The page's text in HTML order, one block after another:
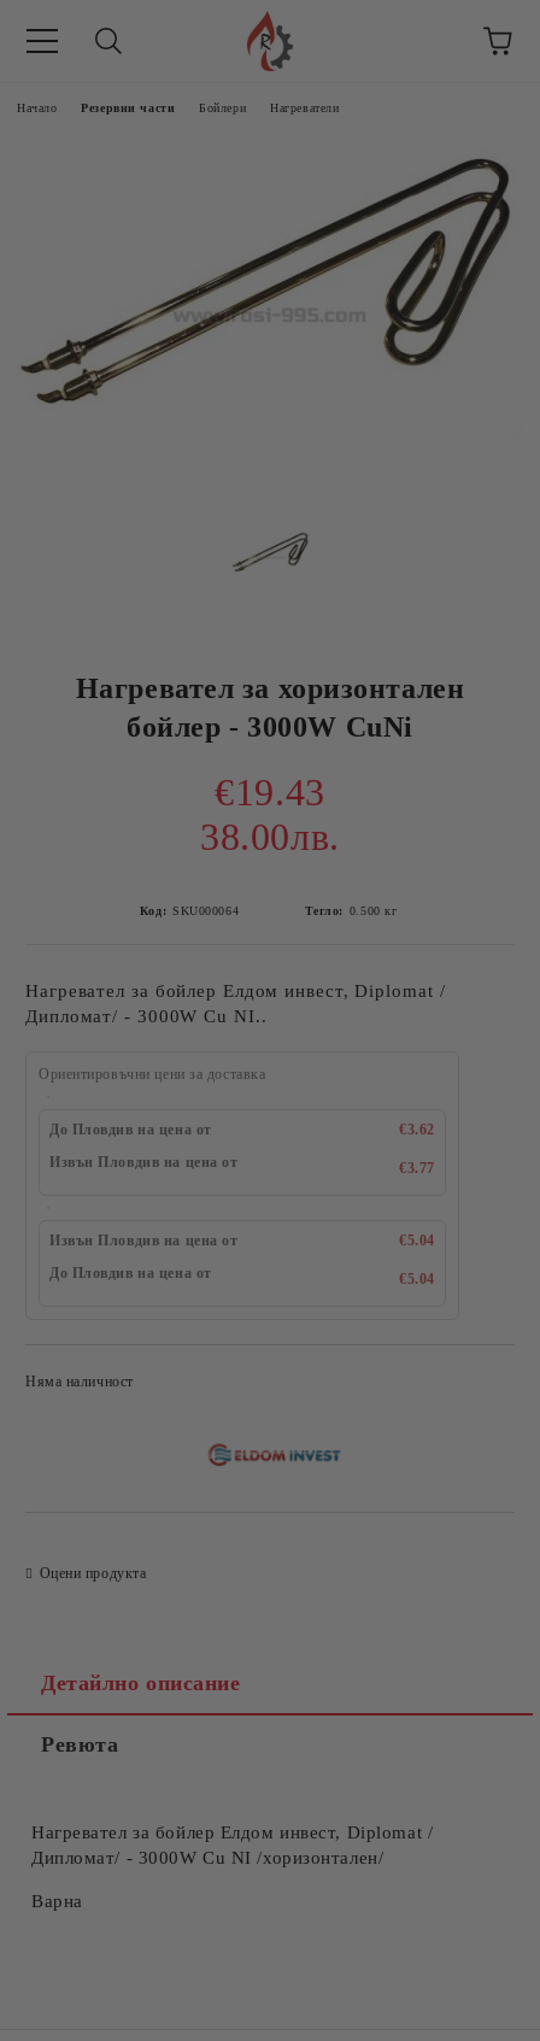
Начало Резервни части Бойлери Нагреватели
Нагревател за хоризонтален
бойлер - 3000W CuNi
€19.43
38.00лв.
Код: SKU000064 Тегло: 0.500 кг
Нагревател за бойлер Елдом инвест, Diplomat /
Дипломат/ - 3000W Cu NI..
Ориентировъчни цени за доставка
До Пловдив на цена от
€3.62
Извън Пловдив на цена от
€3.77
Извън Пловдив на цена от
€5.04
До Пловдив на цена от
€5.04
Няма наличност
Оцени продукта
Детайлно описание
Ревюта
Нагревател за бойлер Елдом инвест, Diplomat /
Дипломат/ - 3000W Cu NI /хоризонтален/
Варна